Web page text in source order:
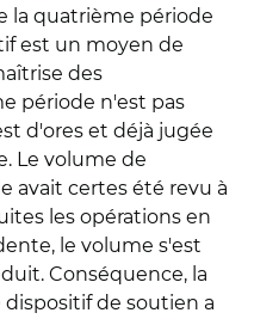
la quatrième période
est un moyen de
des
période n'est pas
d'ores et déjà jugée
Le volume de
avait certes été revu à
les opérations en
le volume s'est
Conséquence, la
dispositif de soutien a